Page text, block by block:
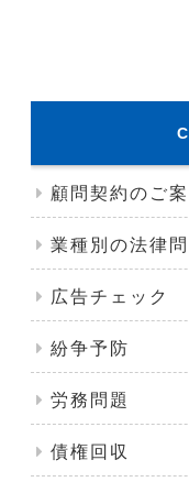
顧問契約のご
業種別の法律問
広告チェック
紛争予防
労務問題
債権回収